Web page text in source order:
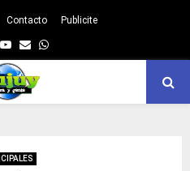
Contacto Publicite
Youtube
EmailWhatsapp